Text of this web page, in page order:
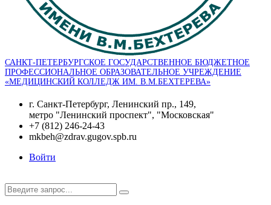
САНКТ-ПЕТЕРБУРГСКОЕ ГОСУДАРСТВЕННОЕ БЮДЖЕТНОЕ
ПРОФЕССИОНАЛЬНОЕ ОБРАЗОВАТЕЛЬНОЕ УЧРЕЖДЕНИЕ
«МЕДИЦИНСКИЙ КОЛЛЕДЖ ИМ. В.М.БЕХТЕРЕВА»
г. Санкт-Петербург, Ленинский пр., 149,
метро "Ленинский проспект", "Московская"
+7 (812) 246-24-43
mkbeh@zdrav.gugov.spb.ru
Войти